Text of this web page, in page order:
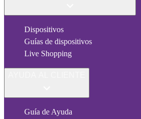
Dispositivos
Guías de dispositivos
Live Shopping
Guía de Ayuda